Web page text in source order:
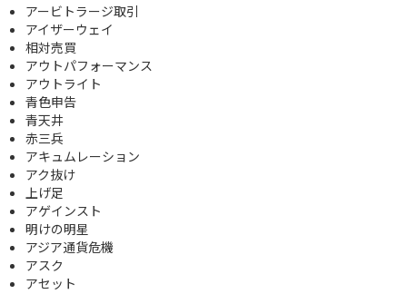
アービトラージ取引
アイザーウェイ
相対売買
アウトパフォーマンス
アウトライト
青色申告
青天井
赤三兵
アキュムレーション
アク抜け
上げ足
アゲインスト
明けの明星
アジア通貨危機
アスク
アセット